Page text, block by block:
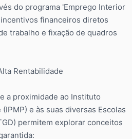
do programa 'Emprego Interior
financeiros diretos
trabalho e fixação de quadros
Rentabilidade
a proximidade ao Instituto
e às suas diversas Escolas
permitem explorar conceitos